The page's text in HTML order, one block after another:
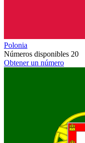
Polonia
Números disponibles 20
Obtener un número